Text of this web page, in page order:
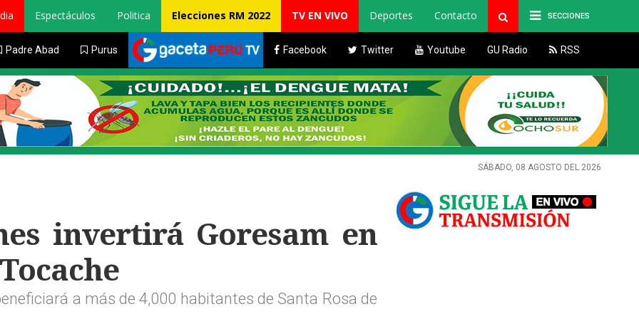
SECCIONES
Espectáculos Politica Elecciones RM 2022 TV EN VIVO Deportes Contacto
Padre Abad Purus Facebook Twitter Youtube GU Radio RSS
SÁBADO, 08 AGOSTO DEL 2026
invertirá Goresam en
a más de 4,000 habitantes de Santa Rosa de